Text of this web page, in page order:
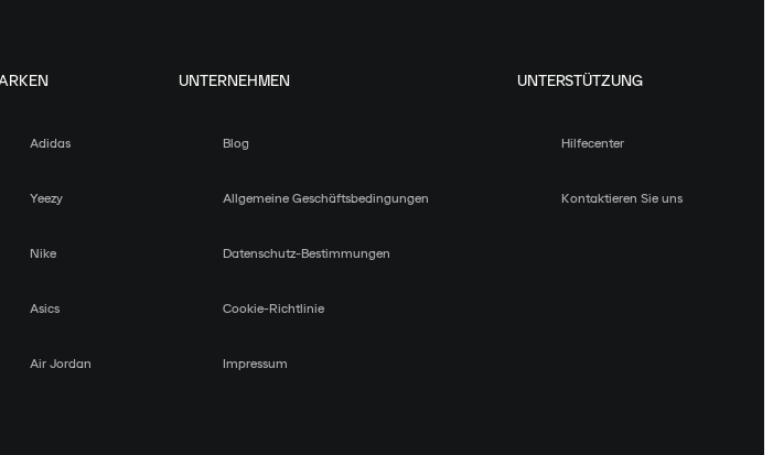
Adidas
Yeezy
Nike
Asics
Air Jordan
UNTERNEHMEN
Blog
Allgemeine Geschäftsbedingungen
Datenschutz-Bestimmungen
Cookie-Richtlinie
Impressum
UNTERSTÜTZUNG
Hilfecenter
Kontaktieren Sie uns